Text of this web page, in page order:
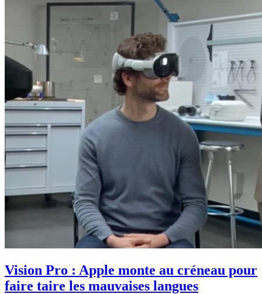
Vision Pro : Apple monte au créneau pour
faire taire les mauvaises langues